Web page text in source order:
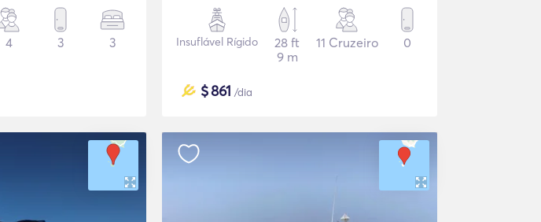
4 3 3 Insuflável Rígido
28 ft
9 m
11 Cruzeiro 0
$861 /dia